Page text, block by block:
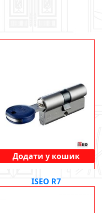
ISEO R7
Додати у кошик